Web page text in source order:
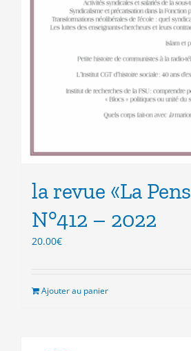
la revue «La
N°412 – 2022
20.00€
Ajouter au panier